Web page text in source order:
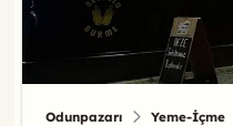
Odunpazarı Yeme-İçme